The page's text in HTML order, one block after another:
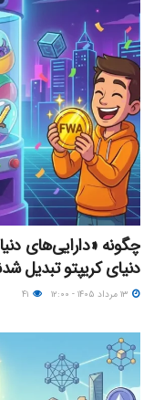
چگونه «دارایی‌های
دنیای کریپتو تبدیل